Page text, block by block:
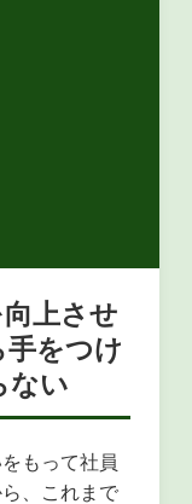
上させ
をつけ
ない
もって社員
、これまで